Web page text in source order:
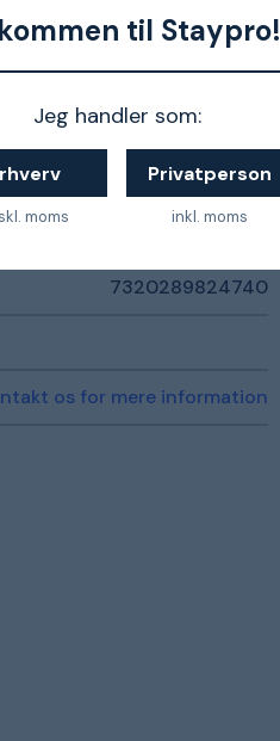
til Staypro!
Jeg handler som:
moms
Privatperson
inkl. moms
7320289824740
os for mere information